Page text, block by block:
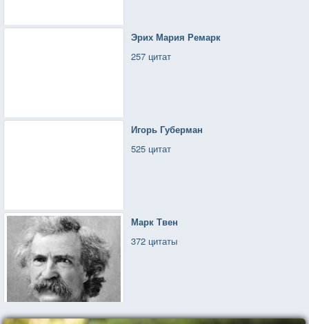
Эрих Мария Ремарк
257 цитат
Игорь Губерман
525 цитат
Марк Твен
372 цитаты